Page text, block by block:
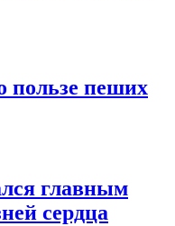
пользе пеших
главным
сердца